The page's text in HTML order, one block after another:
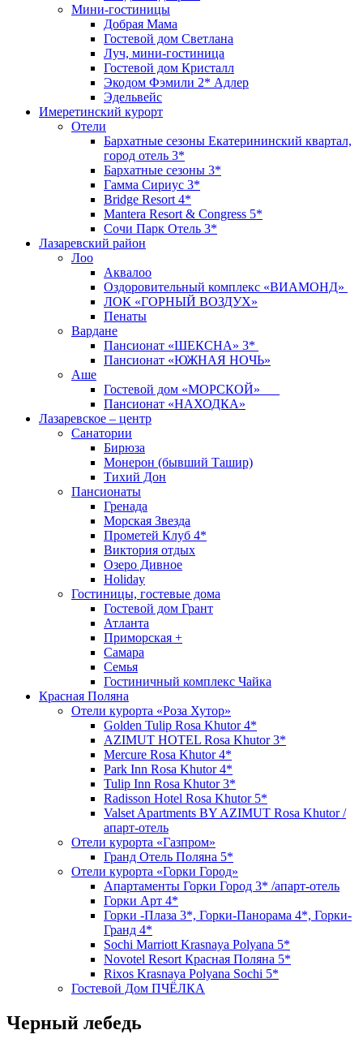
Мини-гостиницы
Добрая Мама
Гостевой дом Светлана
Луч, мини-гостиница
Гостевой дом Кристалл
Экодом Фэмили 2* Адлер
Эдельвейс
Имеретинский курорт
Отели
Бархатные сезоны Екатерининский квартал,
город отель 3*
Бархатные сезоны 3*
Гамма Сириус 3*
Bridge Resort 4*
Mantera Resort & Congress 5*
Сочи Парк Отель 3*
Лазаревский район
Лоо
Аквалоо
Оздоровительный комплекс «ВИАМОНД»
ЛОК «ГОРНЫЙ ВОЗДУХ»
Пенаты
Вардане
Пансионат «ШЕКСНА» 3*
Пансионат «ЮЖНАЯ НОЧЬ»
Аше
Гостевой дом «МОРСКОЙ»
Пансионат «НАХОДКА»
Лазаревское – центр
Санатории
Бирюза
Монерон (бывший Ташир)
Тихий Дон
Пансионаты
Гренада
Морская Звезда
Прометей Клуб 4*
Виктория отдых
Озеро Дивное
Holiday
Гостиницы, гостевые дома
Гостевой дом Грант
Атланта
Приморская +
Самара
Семья
Гостиничный комплекс Чайка
Красная Поляна
Отели курорта «Роза Хутор»
Golden Tulip Rosa Khutor 4*
AZIMUT HOTEL Rosa Khutor 3*
Mercure Rosa Khutor 4*
Park Inn Rosa Khutor 4*
Tulip Inn Rosa Khutor 3*
Radisson Hotel Rosa Khutor 5*
Valset Apartments BY AZIMUT Rosa Khutor /
апарт-отель
Отели курорта «Газпром»
Гранд Отель Поляна 5*
Отели курорта «Горки Город»
Апартаменты Горки Город 3* /апарт-отель
Горки Арт 4*
Горки -Плаза 3*, Горки-Панорама 4*, Горки-
Гранд 4*
Sochi Marriott Krasnaya Polyana 5*
Novotel Resort Красная Поляна 5*
Rixos Krasnaya Polyana Sochi 5*
Гостевой Дом ПЧЁЛКА
Черный лебедь